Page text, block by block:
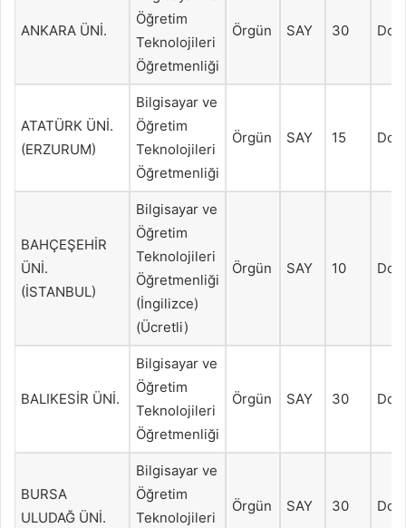
ANKARA ÜNİ.
Öğretim
Teknolojileri
Öğretmenliği
Örgün SAY 30
ATATÜRK ÜNİ.
(ERZURUM)
Bilgisayar ve
Öğretim
Teknolojileri
Öğretmenliği
Örgün SAY 15
BAHÇEŞEHİR
ÜNİ.
(İSTANBUL)
Bilgisayar ve
Öğretim
Teknolojileri
Öğretmenliği
(İngilizce)
(Ücretli)
Örgün SAY 10
BALIKESİR ÜNİ.
Bilgisayar ve
Öğretim
Teknolojileri
Öğretmenliği
Örgün SAY 30
BURSA
ULUDAĞ ÜNİ.
Bilgisayar ve
Öğretim
Teknolojileri
Örgün SAY 30